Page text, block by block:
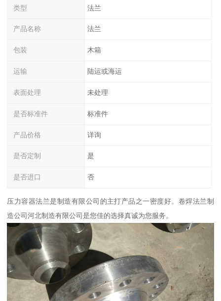
类型 法兰
产品名称 法兰
包装 木箱
运输 陆运或海运
表面处理 未处理
是否标准件 标准件
产品价格 详询
是否定制 是
是否进口 否
压力容器法兰是制造有限公司的主打产品之一密度好。卷焊法兰制
造公司河北制造有限公司是您佳的选择真诚为您服务。